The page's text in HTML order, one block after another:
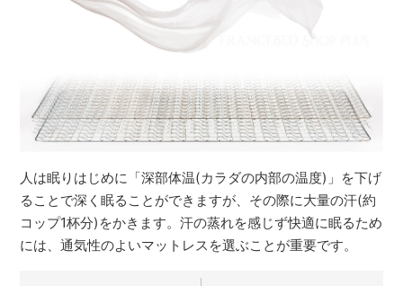
人は眠りはじめに「深部体温(カラダの内部の温度)」を下げ
ることで深く眠ることができますが、その際に大量の汗(約
コップ1杯分)をかきます。汗の蒸れを感じず快適に眠るため
には、通気性のよいマットレスを選ぶことが重要です。